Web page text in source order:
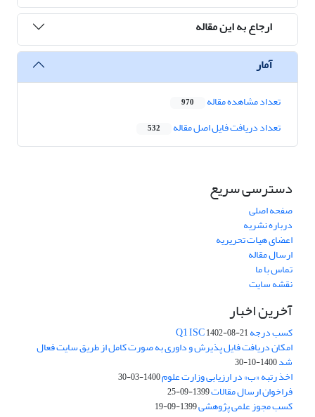
ارجاع به این مقاله
آمار
تعداد مشاهده مقاله 970
تعداد دریافت فایل اصل مقاله 532
دسترسی سریع
صفحه اصلی
درباره نشریه
اعضای هیات تحریریه
ارسال مقاله
تماس با ما
نقشه سایت
آخرین اخبار
کسب درجه Q1 ISC1402-08-21
امکان دریافت فایل پذیرش و داوری به صورت کامل از طریق سایت فعال
شد1400-10-30
اخذ رتبه «ب» در ارزیابی وزارت علوم1400-03-30
فراخوان ارسال مقالات1399-09-25
کسب مجوز علمی پژوهشی1399-09-19